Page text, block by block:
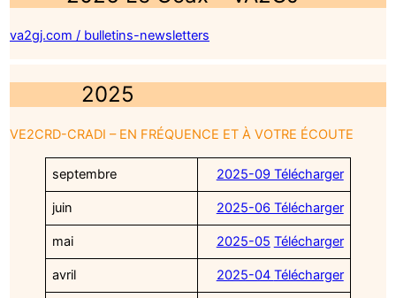
va2gj.com / bulletins-newsletters
2025
VE2CRD-CRADI – EN FRÉQUENCE ET À VOTRE ÉCOUTE
septembre 2025-09 Télécharger
juin 2025-06 Télécharger
mai 2025-05 Télécharger
avril 2025-04 Télécharger